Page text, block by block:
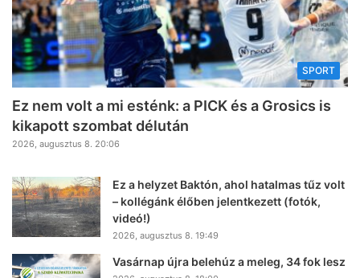
SPORT
Ez nem volt a mi esténk: a PICK és a Grosics is
kikapott szombat délután
2026, augusztus 8. 20:06
Ez a helyzet Baktón, ahol hatalmas tűz volt
– kollégánk élőben jelentkezett (fotók,
videó!)
2026, augusztus 8. 19:49
Vasárnap újra belehúz a meleg, 34 fok lesz